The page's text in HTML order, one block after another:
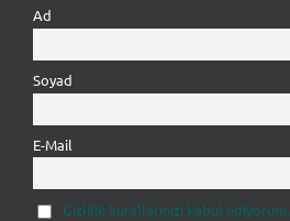
Ad
Soyad
E-Mail
Gizlilik kurallarınızı kabul ediyorum.